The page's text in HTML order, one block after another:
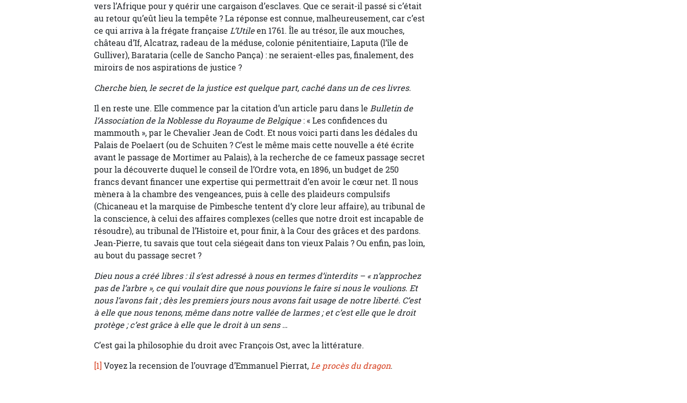
vers l’Afrique pour y quérir une cargaison d’esclaves. Que ce serait-il passé si c’était
au retour qu’eût lieu la tempête ? La réponse est connue, malheureusement, car c’est
ce qui arriva à la frégate française L’Utileen 1761. Île au trésor, île aux mouches,
château d’If, Alcatraz, radeau de la méduse, colonie pénitentiaire, Laputa (l’île de
Gulliver), Barataria (celle de Sancho Pança) : ne seraient-elles pas, finalement, des
miroirs de nos aspirations de justice ?
Cherche bien, le secret de la justice est quelque part, caché dans un de ces livres.
Il en reste une. Elle commence par la citation d’un article paru dans le Bulletin de
l’Association de la Noblesse du Royaume de Belgique: « Les confidences du
mammouth », par le Chevalier Jean de Codt. Et nous voici parti dans les dédales du
Palais de Poelaert (ou de Schuiten ? C’est le même mais cette nouvelle a été écrite
avant le passage de Mortimer au Palais), à la recherche de ce fameux passage secret
pour la découverte duquel le conseil de l’Ordre vota, en 1896, un budget de 250
francs devant financer une expertise qui permettrait d’en avoir le cœur net. Il nous
mènera à la chambre des vengeances, puis à celle des plaideurs compulsifs
(Chicaneau et la marquise de Pimbesche tentent d’y clore leur affaire), au tribunal de
la conscience, à celui des affaires complexes (celles que notre droit est incapable de
résoudre), au tribunal de l’Histoire et, pour finir, à la Cour des grâces et des pardons.
Jean-Pierre, tu savais que tout cela siégeait dans ton vieux Palais ? Ou enfin, pas loin,
au bout du passage secret ?
Dieu nous a créé libres : il s’est adressé à nous en termes d’interdits – « n’approchez
pas de l’arbre », ce qui voulait dire que nous pouvions le faire si nous le voulions. Et
nous l’avons fait ; dès les premiers jours nous avons fait usage de notre liberté. C’est
à elle que nous tenons, même dans notre vallée de larmes ; et c’est elle que le droit
protège ; c’est grâce à elle que le droit à un sens …
C’est gai la philosophie du droit avec François Ost, avec la littérature.
[1] Voyez la recension de l’ouvrage d’Emmanuel Pierrat,Le procès du dragon.